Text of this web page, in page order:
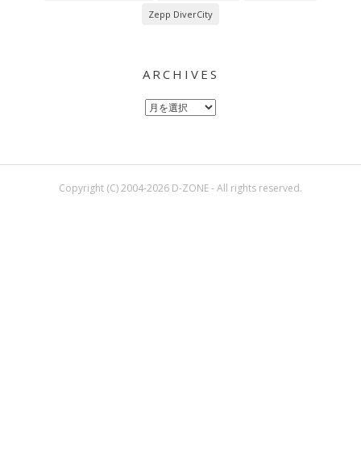
Zepp DiverCity
ARCHIVES
Archives
Copyright (C) 2004-2026 D-ZONE - All rights reserved.